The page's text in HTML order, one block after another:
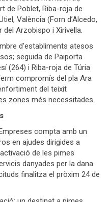
de Poblet, Riba-roja de
València (Forn d’Alcedo,
del Arzobispo i Xirivella.
d’establiments atesos
seguida de Paiporta
(264) i Riba-roja de Túria
compromís del pla Ara
del teixit
zones més necessitades.
compta amb un
en ajudes dirigides a
de les pimes
danyades per la dana.
finalitza el pròxim 24 de